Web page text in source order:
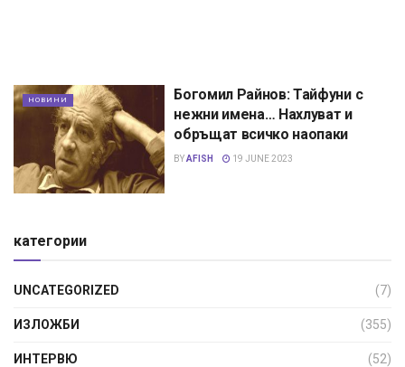
НОВИНИ
Богомил Райнов: Тайфуни с
нежни имена… Нахлуват и
обръщат всичко наопаки
BYAFISH 19 JUNE 2023
категории
UNCATEGORIZED (7)
ИЗЛОЖБИ (355)
ИНТЕРВЮ (52)